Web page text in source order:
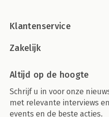
Klantenservice
Zakelijk
Altijd op de hoogte
Schrijf u in voor onze
met relevante interviews
events en de beste acties.